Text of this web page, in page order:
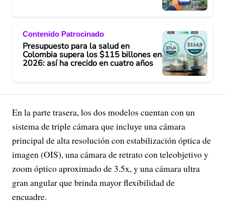
Contenido Patrocinado
Presupuesto para la salud en
Colombia supera los $115 billones en
2026: así ha crecido en cuatro años
En la parte trasera, los dos modelos cuentan con un
sistema de triple cámara que incluye una cámara
principal de alta resolución con estabilización óptica de
imagen (OIS), una cámara de retrato con teleobjetivo y
zoom óptico aproximado de 3.5x, y una cámara ultra
gran angular que brinda mayor flexibilidad de
encuadre.